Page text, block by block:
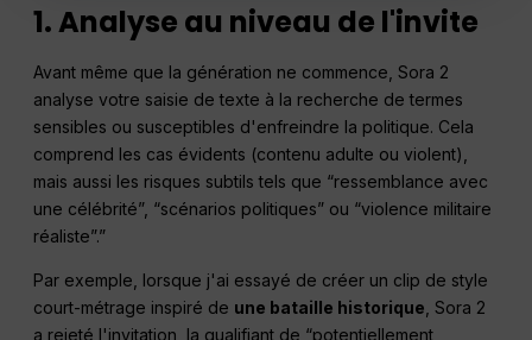
1. Analyse au niveau de l'invite
Avant même que la génération ne commence, Sora 2
analyse votre saisie de texte à la recherche de termes
sensibles ou susceptibles d'enfreindre la politique. Cela
comprend les cas évidents (contenu adulte ou violent),
mais aussi les risques subtils tels que “ressemblance avec
une célébrité”, “scénarios politiques” ou “violence militaire
réaliste”.”
Par exemple, lorsque j'ai essayé de créer un clip de style
court-métrage inspiré de une bataille historique , Sora 2
a rejeté l'invitation, la qualifiant de “potentiellement